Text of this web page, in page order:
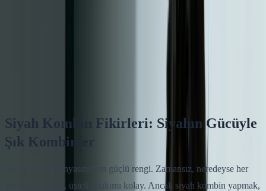
Siyah Kombinler: Şık ve Zamansız Siyah
Siyah Kombin Fikirleri: Siyahın Gücüyle
Şık Kombinler
Siyah, moda dünyasının en güçlü rengi. Zamansız, neredeyse her
durumda uygun, üstelik bakımı kolay. Ancak siyah kombin yapmak,